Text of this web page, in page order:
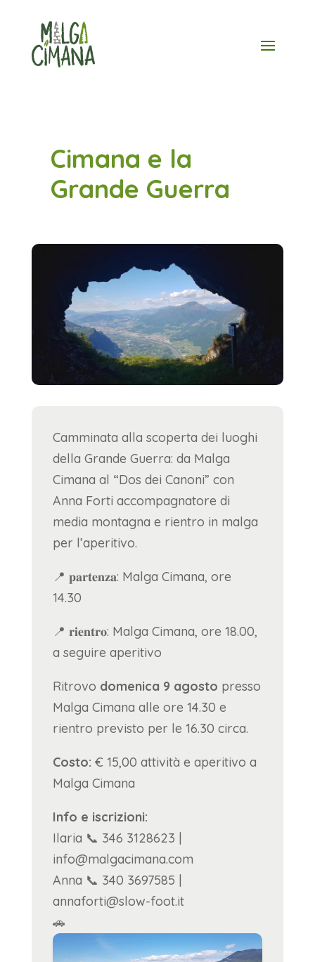
content
Cimana e la
Grande Guerra
Camminata alla scoperta dei luoghi
della Grande Guerra: da Malga
Cimana al “Dos dei Canoni” con
Anna Forti accompagnatore di
media montagna e rientro in malga
per l’aperitivo.
📍 𝐩𝐚𝐫𝐭𝐞𝐧𝐳𝐚: Malga Cimana, ore
14.30
📍 𝐫𝐢𝐞𝐧𝐭𝐫𝐨: Malga Cimana, ore 18.00,
a seguire aperitivo
Ritrovo domenica 9 agosto presso
Malga Cimana alle ore 14.30 e
rientro previsto per le 16.30 circa.
Costo: € 15,00 attività e aperitivo a
Malga Cimana
Info e iscrizioni:
Ilaria 📞 346 3128623 |
info@malgacimana.com
Anna 📞 340 3697585 |
annaforti@slow-foot.it
🚗